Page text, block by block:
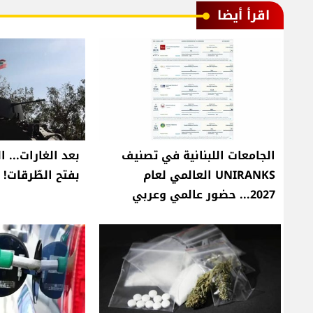
اقرأ أيضا
الجامعات اللبنانية في تصنيف
UNIRANKS العالمي لعام
2027... حضور عالمي وعربي
بعد
بفتح الطّرقات!